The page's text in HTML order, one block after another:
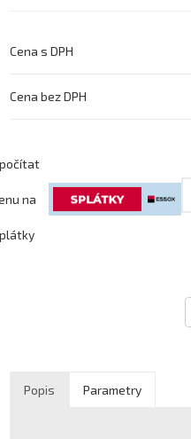
Cena s DPH
Cena bez DPH
na
Popis Parametry